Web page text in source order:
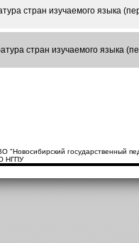
стран изучаемого языка
стран изучаемого языка
государственный
НГПУ